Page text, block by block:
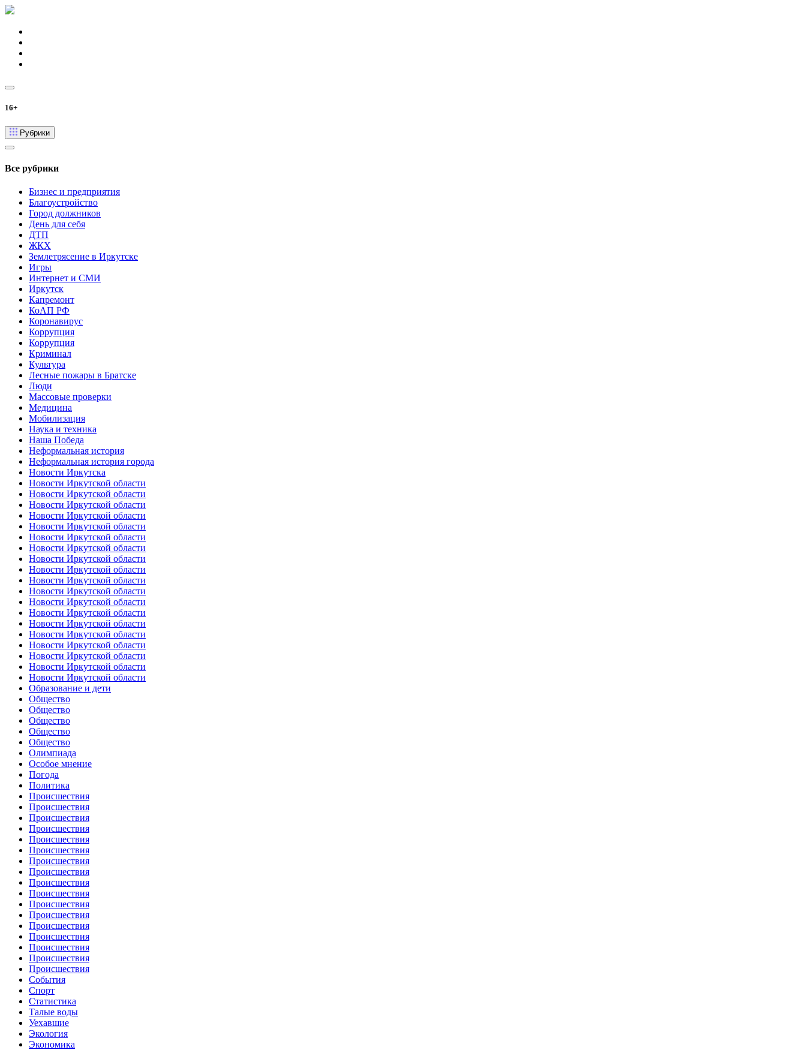
16+
Рубрики
Все рубрики
Бизнес и предприятия
Благоустройство
Город должников
День для себя
ДТП
ЖКХ
Землетрясение в Иркутске
Игры
Интернет и СМИ
Иркутск
Капремонт
КоАП РФ
Коронавирус
Коррупция
Коррупция
Криминал
Культура
Лесные пожары в Братске
Люди
Массовые проверки
Медицина
Мобилизация
Наука и техника
Наша Победа
Неформальная история
Неформальная история города
Новости Иркутска
Новости Иркутской области
Новости Иркутской области
Новости Иркутской области
Новости Иркутской области
Новости Иркутской области
Новости Иркутской области
Новости Иркутской области
Новости Иркутской области
Новости Иркутской области
Новости Иркутской области
Новости Иркутской области
Новости Иркутской области
Новости Иркутской области
Новости Иркутской области
Новости Иркутской области
Новости Иркутской области
Новости Иркутской области
Новости Иркутской области
Новости Иркутской области
Образование и дети
Общество
Общество
Общество
Общество
Общество
Олимпиада
Особое мнение
Погода
Политика
Происшествия
Происшествия
Происшествия
Происшествия
Происшествия
Происшествия
Происшествия
Происшествия
Происшествия
Происшествия
Происшествия
Происшествия
Происшествия
Происшествия
Происшествия
Происшествия
Происшествия
События
Спорт
Статистика
Талые воды
Уехавшие
Экология
Экономика